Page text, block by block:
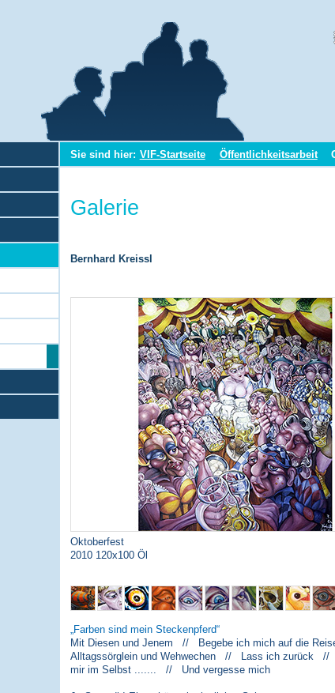
Sie sind hier: VIF-Startseite Öffentlichkeitsarbeit
Galerie
Bernhard Kreissl
Oktoberfest
2010 120x100 Öl
Farben sind mein Steckenpferd
Mit Diesen und Jenem // Begebe ich mich auf die
Alltagssörglein und Wehwechen // Lass ich zurück
mir im Selbst ....... // Und vergesse mich